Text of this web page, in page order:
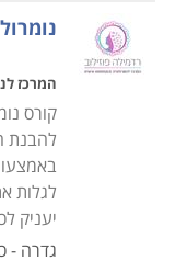
אין ספק שלימודים
השנים הם הופכים
בין תחומי
אסטרולוגיה,
נשמות, טיפולים
שבכל שנה יש
ורוחניות כוללים
עם עולם
המרכז
קורס
להבנת
לגלות
יעניק
גדרה -